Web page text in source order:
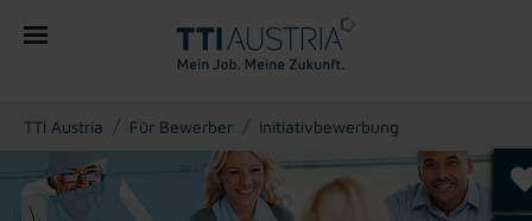
You are here:
TTI Austria Für Bewerber Initiativbewerbung